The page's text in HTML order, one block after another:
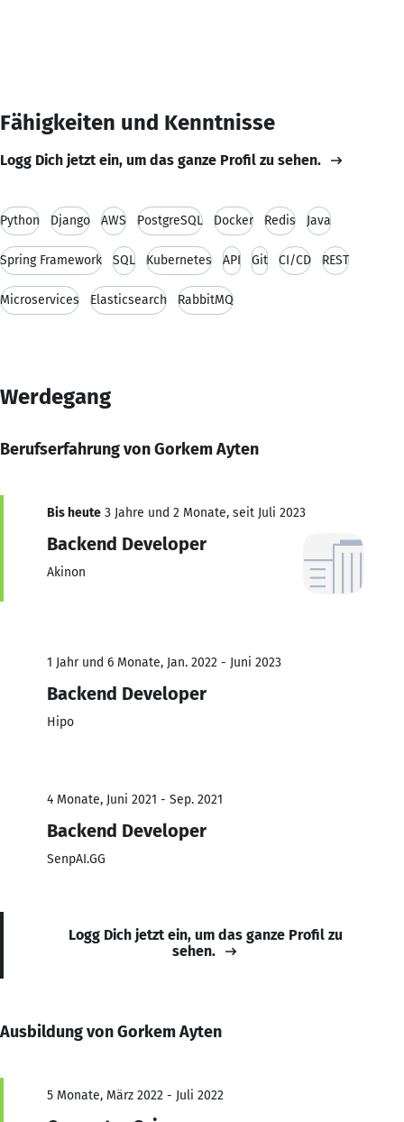
Fähigkeiten und Kenntnisse
Logg Dich jetzt ein, um das ganze Profil zu sehen.
Python Django AWS PostgreSQL Docker Redis Java
Spring Framework SQL Kubernetes API Git CI/CD REST
Microservices Elasticsearch RabbitMQ
Werdegang
Berufserfahrung von Gorkem Ayten
Bis heute 3 Jahre und 2 Monate, seit Juli 2023
Backend Developer
Akinon
1 Jahr und 6 Monate, Jan. 2022 - Juni 2023
Backend Developer
Hipo
4 Monate, Juni 2021 - Sep. 2021
Backend Developer
SenpAI.GG
Logg Dich jetzt ein, um das ganze Profil zu
sehen.
Ausbildung von Gorkem Ayten
5 Monate, März 2022 - Juli 2022